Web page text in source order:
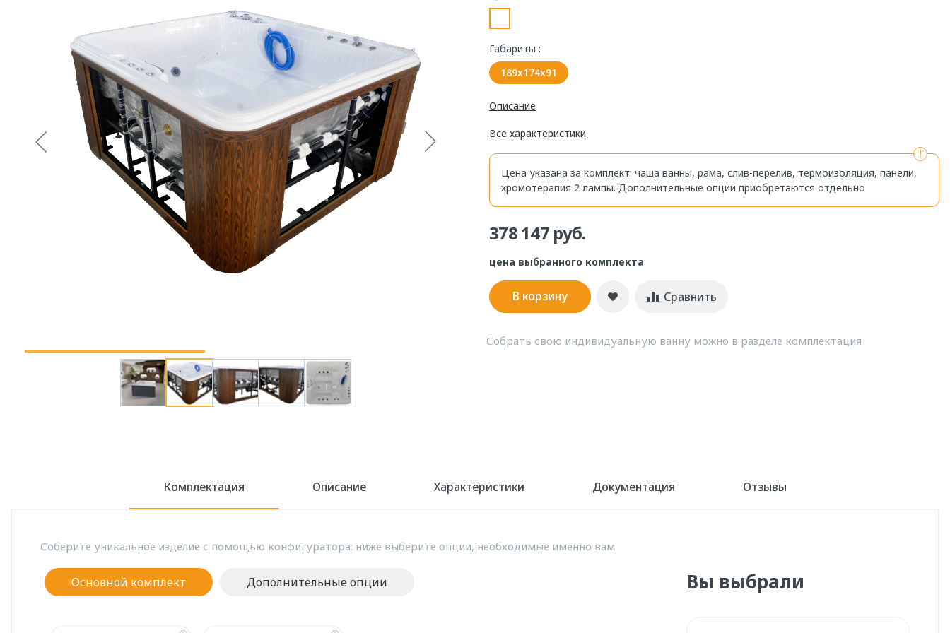
Габариты :
189x174x91
Описание
Все характеристики
Цена указана за комплект: чаша ванны, рама, слив-перелив, термоизоляция, панели,
хромотерапия 2 лампы. Дополнительные опции приобретаются отдельно
378 147 руб.
цена выбранного комплекта
В корзину Сравнить
Собрать свою индивидуальную ванну можно в разделе комплектация
Комплектация Описание Характеристики Документация Отзывы
Соберите уникальное изделие с помощью конфигуратора: ниже выберите опции, необходимые именно вам
Основной комплект Дополнительные опции Вы выбрали